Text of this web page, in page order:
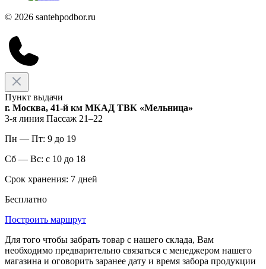
© 2026 santehpodbor.ru
Пункт выдачи
г. Москва, 41-й км МКАД ТВК «Мельница»
3-я линия Пассаж 21–22
Пн — Пт: 9 до 19
Сб — Вс: с 10 до 18
Срок хранения: 7 дней
Бесплатно
Построить маршрут
Для того чтобы забрать товар с нашего склада, Вам
необходимо предварительно связаться с менеджером нашего
магазина и оговорить заранее дату и время забора продукции